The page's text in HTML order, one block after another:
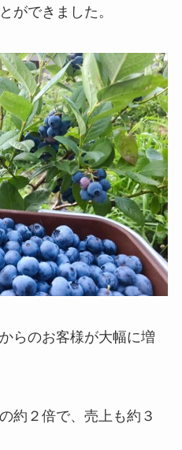
ができました。
らのお客様が大幅に増
約２倍で、売上も約３